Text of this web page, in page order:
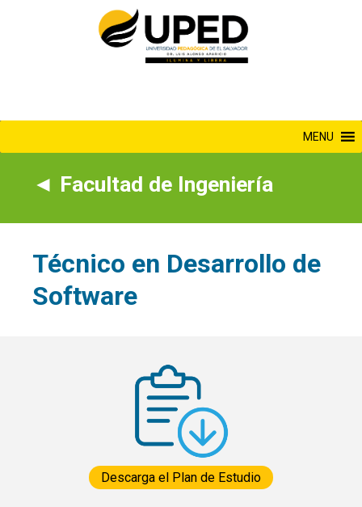
MENU
◄ Facultad de Ingeniería
Técnico en Desarrollo de
Software
Descarga el Plan de Estudio